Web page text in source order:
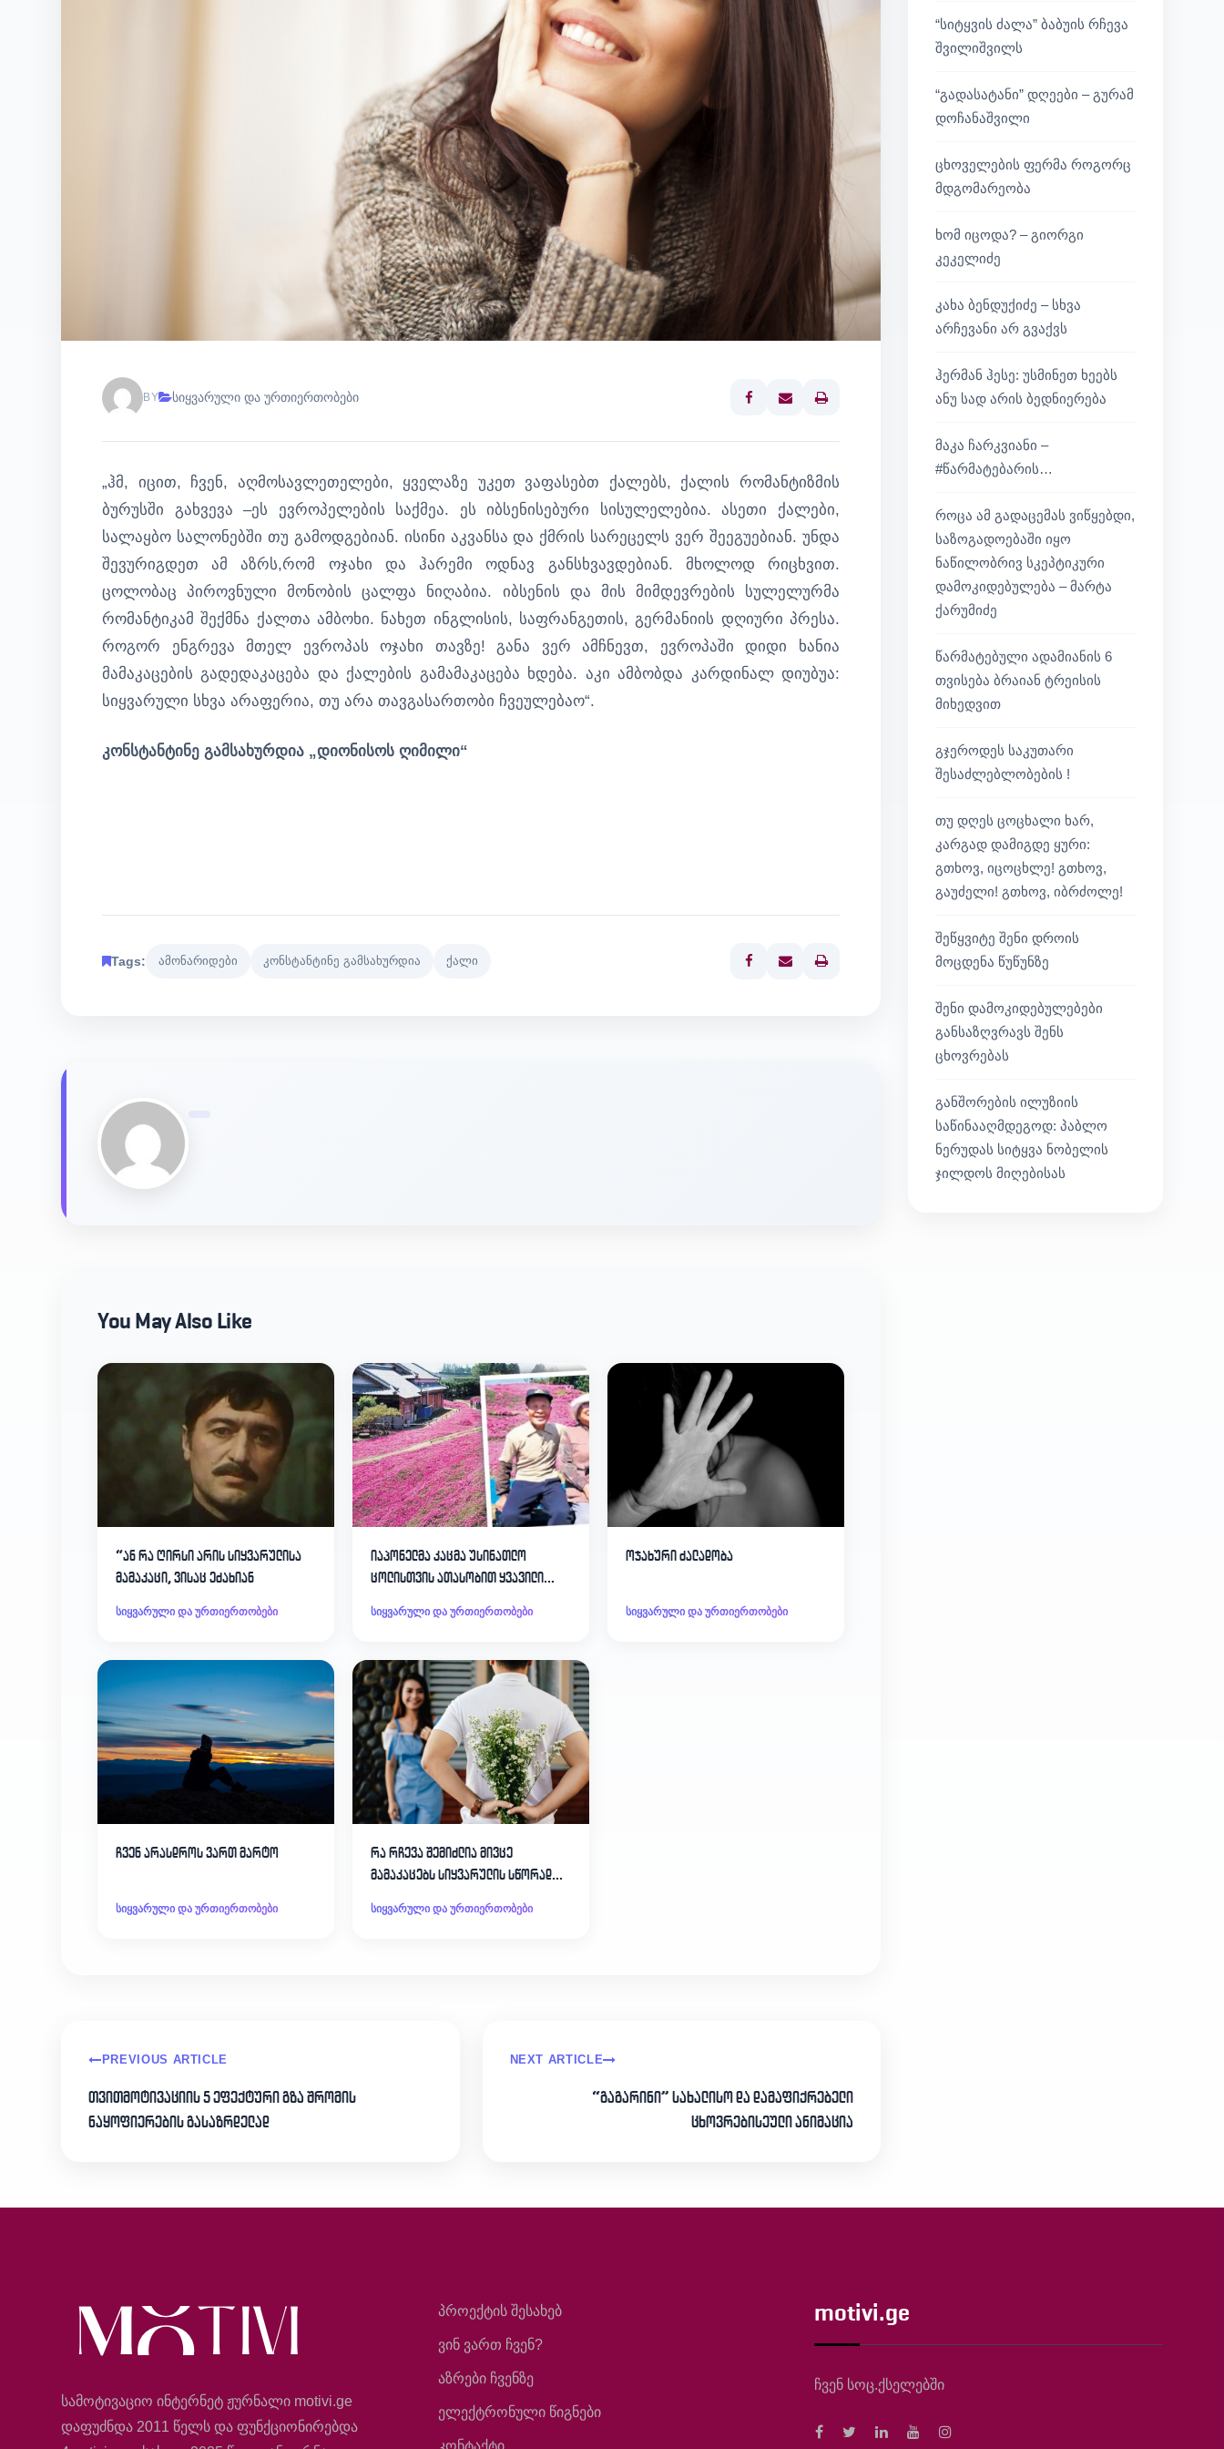
BY სიყვარული და ურთიერთობები
Print
„ჰმ, იცით, ჩვენ, აღმოსავლეთელები, ყველაზე უკეთ ვაფასებთ ქალებს, ქალის რომანტიზმის
ბურუსში გახვევა –ეს ევროპელების საქმეა. ეს იბსენისებური სისულელებია. ასეთი ქალები,
სალაყბო სალონებში თუ გამოდგებიან. ისინი აკვანსა და ქმრის სარეცელს ვერ შეეგუებიან. უნდა
შევურიგდეთ ამ აზრს,რომ ოჯახი და ჰარემი ოდნავ განსხვავდებიან. მხოლოდ რიცხვით.
ცოლობაც პიროვნული მონობის ცალფა ნიღაბია. იბსენის და მის მიმდევრების სულელურმა
რომანტიკამ შექმნა ქალთა ამბოხი. ნახეთ ინგლისის, საფრანგეთის, გერმანიის დღიური პრესა.
როგორ ენგრევა მთელ ევროპას ოჯახი თავზე! განა ვერ ამჩნევთ, ევროპაში დიდი ხანია
მამაკაცების გადედაკაცება და ქალების გამამაკაცება ხდება. აკი ამბობდა კარდინალ დიუბუა:
სიყვარული სხვა არაფერია, თუ არა თავგასართობი ჩვეულებაო“.
კონსტანტინე გამსახურდია „დიონისოს ღიმილი“
Tags: ამონარიდები კონსტანტინე გამსახურდია ქალი
Print
You May Also Like
“ან რა ღირსი არის სიყვარულისა
მამაკაცი, ვისაც ეძახიან
სიყვარული და ურთიერთობები
იაპონელმა კაცმა უსინათლო
ცოლისთვის ათასობით ყვავილი
სიყვარული და ურთიერთობები
ოჯახური ძალადობა
სიყვარული და ურთიერთობები
ჩვენ არასდროს ვართ მარტო
სიყვარული და ურთიერთობები
რა რჩევა შემიძლია მივცე
მამაკაცებს სიყვარულის სწორად
სიყვარული და ურთიერთობები
PREVIOUS ARTICLE
თვითმოტივაციის 5 ეფექტური გზა შრომის
ნაყოფიერების გასაზრდელად
NEXT ARTICLE
“გაგარინი” სახალისო და დამაფიქრებელი
ცხოვრებისეული ანიმაცია
“სიტყვის ძალა” ბაბუის რჩევა
შვილიშვილს
“გადასატანი” დღეები – გურამ
დოჩანაშვილი
ცხოველების ფერმა როგორც
მდგომარეობა
ხომ იცოდა? – გიორგი
კეკელიძე
კახა ბენდუქიძე – სხვა
არჩევანი არ გვაქვს
ჰერმან ჰესე: უსმინეთ ხეებს
ანუ სად არის ბედნიერება
მაკა ჩარკვიანი –
#წარმატებარის…
როცა ამ გადაცემას ვიწყებდი,
საზოგადოებაში იყო
ნაწილობრივ სკეპტიკური
დამოკიდებულება – მარტა
ქარუმიძე
წარმატებული ადამიანის 6
თვისება ბრაიან ტრეისის
მიხედვით
გჯეროდეს საკუთარი
შესაძლებლობების !
თუ დღეს ცოცხალი ხარ,
კარგად დამიგდე ყური:
გთხოვ, იცოცხლე! გთხოვ,
გაუძელი! გთხოვ, იბრძოლე!
შეწყვიტე შენი დროის
მოცდენა წუწუნზე
შენი დამოკიდებულებები
განსაზღვრავს შენს
ცხოვრებას
განშორების ილუზიის
საწინააღმდეგოდ: პაბლო
ნერუდას სიტყვა ნობელის
ჯილდოს მიღებისას
სამოტივაციო ინტერნეტ ჟურნალი motivi.ge
დაფუძნდა 2011 წელს და ფუნქციონირებდა
პროექტის შესახებ
ვინ ვართ ჩვენ?
აზრები ჩვენზე
ელექტრონული წიგნები
კონტაქტი
motivi.ge
ჩვენ სოც.ქსელებში